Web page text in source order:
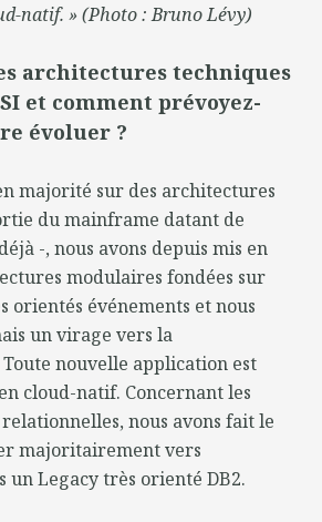
natif. » (Photo : Bruno Lévy)
architectures techniques
et comment prévoyez-
évoluer ?
majorité sur des architectures
du mainframe datant de
-, nous avons depuis mis en
modulaires fondées sur
orientés événements et nous
un virage vers la
nouvelle application est
cloud-natif. Concernant les
relationnelles, nous avons fait le
majoritairement vers
un Legacy très orienté DB2.